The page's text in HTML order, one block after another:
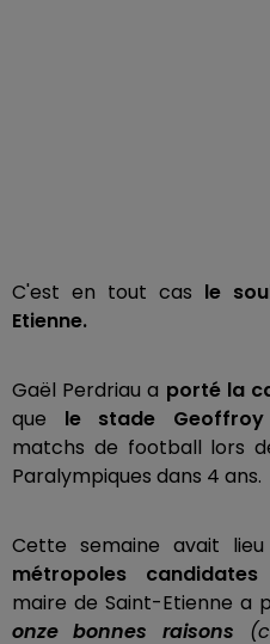
C'est en tout cas le
Etienne.
Gaël Perdriau a porté la
que le stade Geoffroy
matchs de football lors
Paralympiques dans 4 ans.
Cette semaine avait lieu
métropoles candidates
maire de Saint-Etienne a
onze bonnes raisons